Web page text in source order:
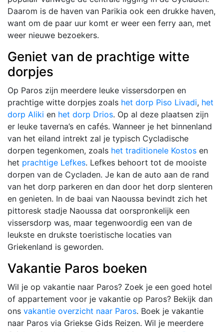
Daarom is de haven van Parikia ook een drukke haven,
want om de paar uur komt er weer een ferry aan, met
weer nieuwe bezoekers.
Geniet van de prachtige witte
dorpjes
Op Paros zijn meerdere leuke vissersdorpen en
prachtige witte dorpjes zoals het dorp Piso Livadi, het
dorp Aliki en het dorp Drios. Op al deze plaatsen zijn
er leuke taverna’s en cafés. Wanneer je het binnenland
van het eiland intrekt zal je typisch Cycladische
dorpen tegenkomen, zoals het traditionele Kostos en
het prachtige Lefkes. Lefkes behoort tot de mooiste
dorpen van de Cycladen. Je kan de auto aan de rand
van het dorp parkeren en dan door het dorp slenteren
en genieten. In de baai van Naoussa bevindt zich het
pittoresk stadje Naoussa dat oorspronkelijk een
vissersdorp was, maar tegenwoordig een van de
leukste en drukste toeristische locaties van
Griekenland is geworden.
Vakantie Paros boeken
Wil je op vakantie naar Paros? Zoek je een goed hotel
of appartement voor je vakantie op Paros? Bekijk dan
ons vakantie overzicht naar Paros. Boek je vakantie
naar Paros via Griekse Gids Reizen. Wil je meerdere